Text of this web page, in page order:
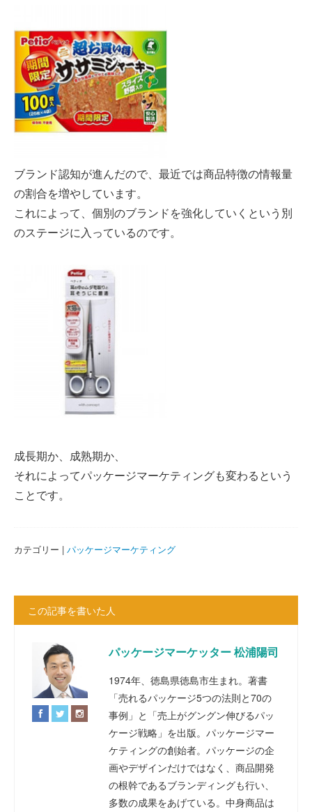
ブランド認知が進んだので、最近では商品特徴の情報量
の割合を増やしています。
これによって、個別のブランドを強化していくという別
のステージに入っているのです。
成長期か、成熟期か、
それによってパッケージマーケティングも変わるという
ことです。
カテゴリー | パッケージマーケティング
この記事を書いた人
パッケージマーケッター 松浦陽司
1974年、徳島県徳島市生まれ。著書
「売れるパッケージ5つの法則と70の
事例」と「売上がグングン伸びるパッ
ケージ戦略」を出版。パッケージマー
ケティングの創始者。パッケージの企
画やデザインだけではなく、商品開発
の根幹であるブランディングも行い、
多数の成果をあげている。中身商品は